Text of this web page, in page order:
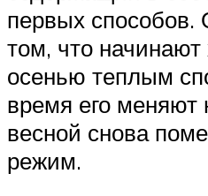
первых способов.
том, что начинают
осенью теплым
время его меняют
весной снова
режим.